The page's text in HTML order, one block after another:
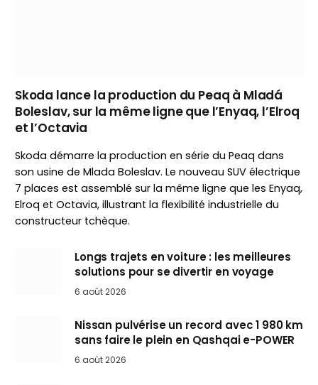
Skoda lance la production du Peaq à Mladá
Boleslav, sur la même ligne que l’Enyaq, l’Elroq
et l’Octavia
Skoda démarre la production en série du Peaq dans
son usine de Mlada Boleslav. Le nouveau SUV électrique
7 places est assemblé sur la même ligne que les Enyaq,
Elroq et Octavia, illustrant la flexibilité industrielle du
constructeur tchèque.
Longs trajets en voiture : les meilleures
solutions pour se divertir en voyage
6 août 2026
Nissan pulvérise un record avec 1 980 km
sans faire le plein en Qashqai e-POWER
6 août 2026